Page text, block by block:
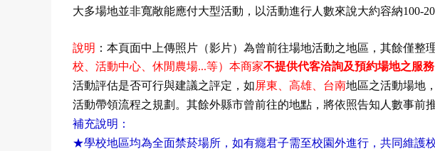
大多場地並非寬敞能應付大型活動，以活動進行人數來說大約容納100-
說明 ： 本頁面中上傳照片（影片）為曾前往場地活動之地區，其餘僅整
校 、活動中心 、休閒農場...等）本商家不提供代客洽詢及預約場地之服務
活動評估是否可行與建議之評定，如屏東、 高雄、 台南地區之活動場地
活動帶領流程之規劃。其餘外縣市曾前往的地點，將依照告知人數事前
補充說明：
★學校地區均為全面禁菸場所，如有癮君子需至校園外進行，共同維護校